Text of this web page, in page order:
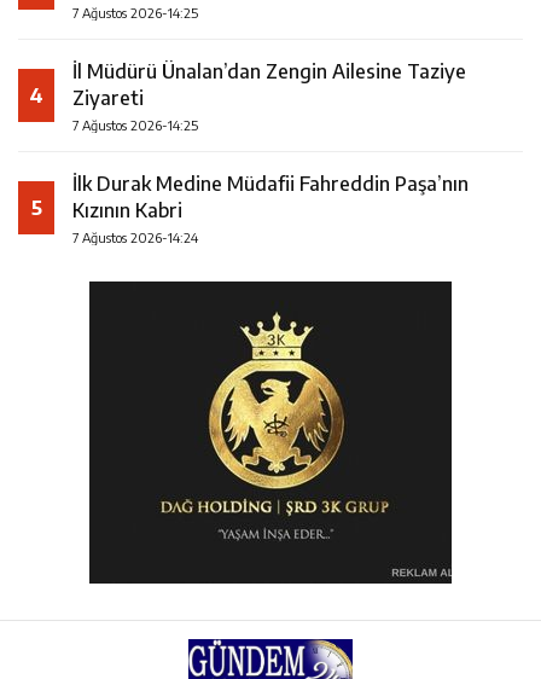
7 Ağustos 2026-14:25
4
İl Müdürü Ünalan’dan Zengin Ailesine Taziye
Ziyareti
7 Ağustos 2026-14:25
5
İlk Durak Medine Müdafii Fahreddin Paşa’nın
Kızının Kabri
7 Ağustos 2026-14:24